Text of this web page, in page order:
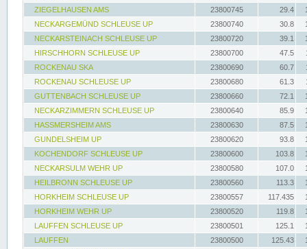
ZIEGELHAUSEN AMS
23800745 29.4
NECKARGEMÜND SCHLEUSE UP
23800740 30.8
NECKARSTEINACH SCHLEUSE UP
23800720 39.1
HIRSCHHORN SCHLEUSE UP
23800700 47.5
ROCKENAU SKA
23800690 60.7
ROCKENAU SCHLEUSE UP
23800680 61.3
GUTTENBACH SCHLEUSE UP
23800660 72.1
NECKARZIMMERN SCHLEUSE UP
23800640 85.9
HASSMERSHEIM AMS
23800630 87.5
GUNDELSHEIM UP
23800620 93.8
KOCHENDORF SCHLEUSE UP
23800600 103.8
NECKARSULM WEHR UP
23800580 107.0
HEILBRONN SCHLEUSE UP
23800560 113.3
HORKHEIM SCHLEUSE UP
23800557 117.435
HORKHEIM WEHR UP
23800520 119.8
LAUFFEN SCHLEUSE UP
23800501 125.1
LAUFFEN
23800500 125.43